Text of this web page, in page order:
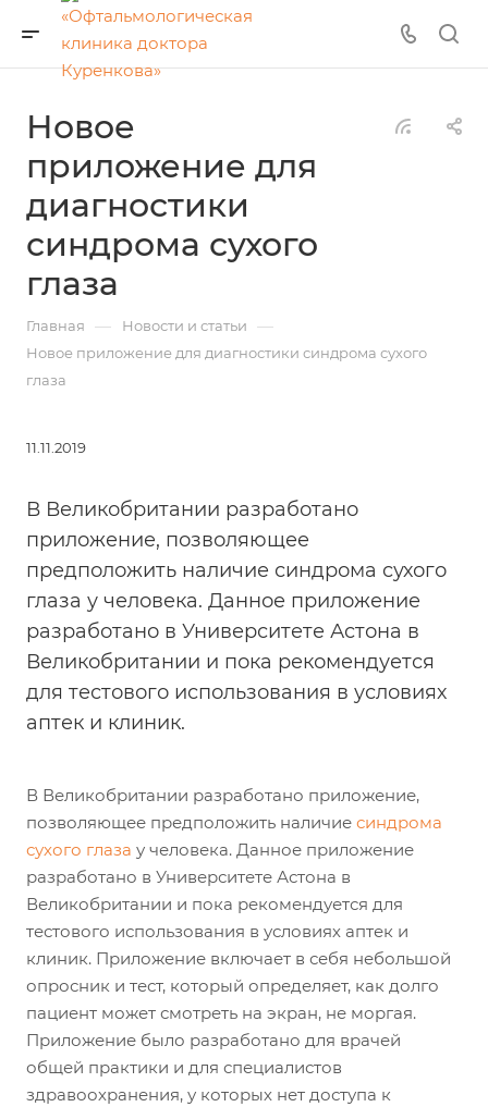
Новое
приложение для
диагностики
синдрома сухого
глаза
Главная — Новости и статьи —
Новое приложение для диагностики синдрома сухого
глаза
11.11.2019
В Великобритании разработано
приложение, позволяющее
предположить наличие синдрома сухого
глаза у человека. Данное приложение
разработано в Университете Астона в
Великобритании и пока рекомендуется
для тестового использования в условиях
аптек и клиник.
В Великобритании разработано приложение,
позволяющее предположить наличие синдрома
сухого глаза у человека. Данное приложение
разработано в Университете Астона в
Великобритании и пока рекомендуется для
тестового использования в условиях аптек и
клиник. Приложение включает в себя небольшой
опросник и тест, который определяет, как долго
пациент может смотреть на экран, не моргая.
Приложение было разработано для врачей
общей практики и для специалистов
здравоохранения, у которых нет доступа к